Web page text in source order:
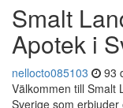
Smalt
Apotek i
nellocto085103 93
Välkommen till Smalt
Sverige som